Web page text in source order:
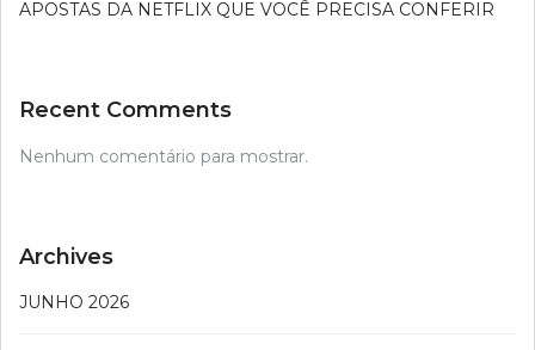
APOSTAS DA NETFLIX QUE VOCÊ PRECISA CONFERIR
Recent Comments
Nenhum comentário para mostrar.
Archives
JUNHO 2026